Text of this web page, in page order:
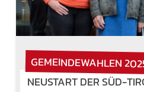
GEMEINDEWAHLEN
NEUSTART DER SÜD-